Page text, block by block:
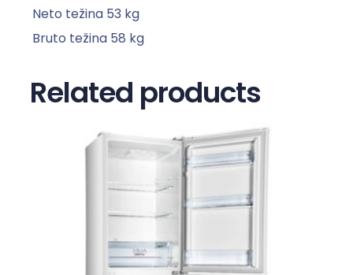
a
Neto težina 53 kg
Bruto težina 58 kg
Related products